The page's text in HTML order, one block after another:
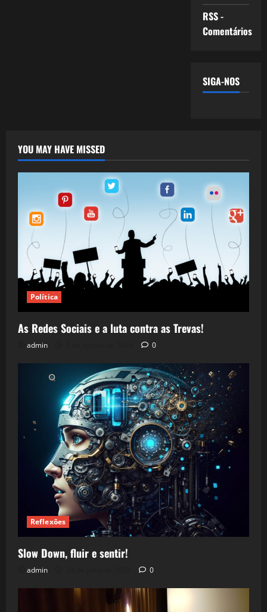
RSS -
Comentários
SIGA-NOS
YOU MAY HAVE MISSED
Política
As Redes Sociais e a luta contra as Trevas!
admin 0
Reflexões
Slow Down, fluir e sentir!
admin 0